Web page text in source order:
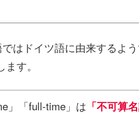
はドイツ語に由来するよ
す。
」「full-time」は 「不可算名